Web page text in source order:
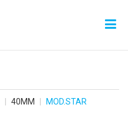
40MM MOD.STAR